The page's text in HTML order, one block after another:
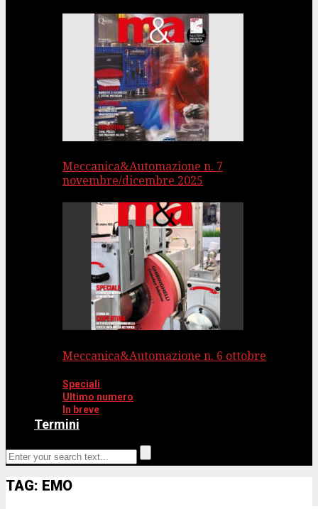
Meccanica&Automazione n. 7
novembre/dicembre 2025
Meccanica&Automazione n. 6 ottobre
Speciali
Ultimo numero
In breve
Termini
TAG: EMO